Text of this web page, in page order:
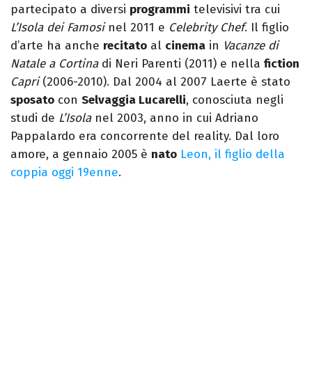
partecipato a diversi programmi televisivi tra cui
L’Isola dei Famosinel 2011 e Celebrity Chef. Il figlio
d’arte ha anche recitato al cinema in Vacanze di
Natale a Cortinadi Neri Parenti (2011) e nella fiction
Capri(2006-2010). Dal 2004 al 2007 Laerte è stato
sposato con Selvaggia Lucarelli, conosciuta negli
studi de L’Isolanel 2003, anno in cui Adriano
Pappalardo era concorrente del reality. Dal loro
amore, a gennaio 2005 è nato Leon, il figlio della
coppia oggi 19enne.